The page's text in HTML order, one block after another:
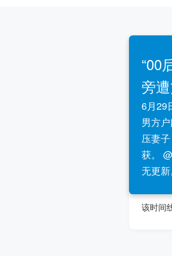
“00
旁
6月29
男方
压妻
获。
无更新
该时间